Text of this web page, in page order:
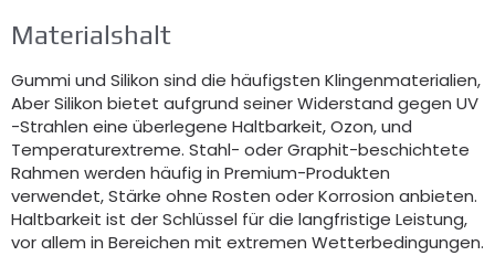
Materialshalt
Gummi und Silikon sind die häufigsten Klingenmaterialien,
Aber Silikon bietet aufgrund seiner Widerstand gegen UV
-Strahlen eine überlegene Haltbarkeit, Ozon, und
Temperaturextreme. Stahl- oder Graphit-beschichtete
Rahmen werden häufig in Premium-Produkten
verwendet, Stärke ohne Rosten oder Korrosion anbieten.
Haltbarkeit ist der Schlüssel für die langfristige Leistung,
vor allem in Bereichen mit extremen Wetterbedingungen.